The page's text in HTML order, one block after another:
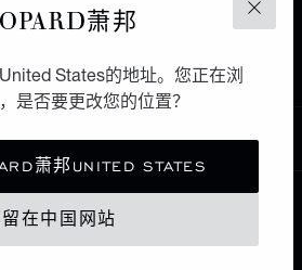
关闭
萧邦
States的地址。您正在浏
是否要更改您的位置？
萧邦UNITED STATES
留在中国网站
所有店铺 欧洲
国家/地区）